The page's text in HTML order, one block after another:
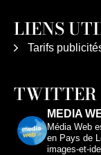
LIENS
Tarifs
TWITTER
MEDIA
Média Web
en Pays de
images-et-